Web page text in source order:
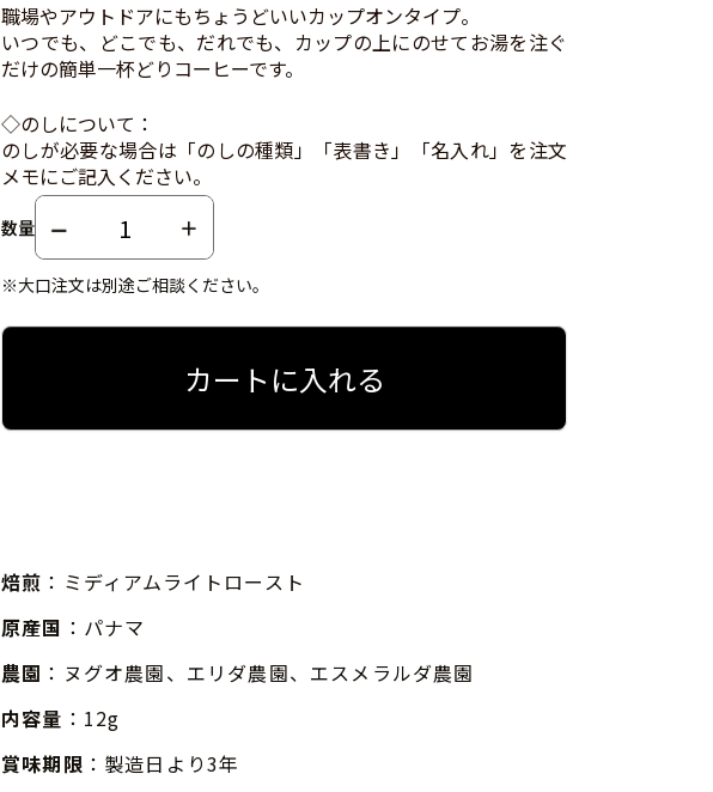
職場やアウトドアにもちょうどいいカップオンタイプ。
いつでも、どこでも、だれでも、カップの上にのせてお湯を注ぐ
だけの簡単一杯どりコーヒーです。
◇のしについて：
のしが必要な場合は「のしの種類」「表書き」「名入れ」を注文
メモにご記入ください。
数量
※大口注文は別途ご相談ください。
カートに入れる
焙煎 ：ミディアムライトロースト
原産国 ：パナマ
農園 ：ヌグオ農園、エリダ農園、エスメラルダ農園
内容量 ：12g
賞味期限 ：製造日より3年